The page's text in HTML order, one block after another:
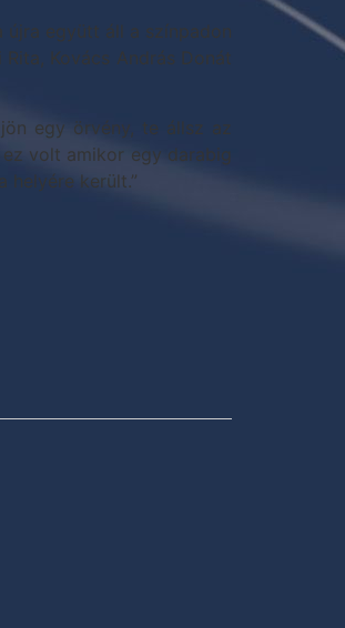
újra együtt áll a színpadon
Kovács András Donát
egy örvény, te állsz az
volt amikor egy darabig
került.”